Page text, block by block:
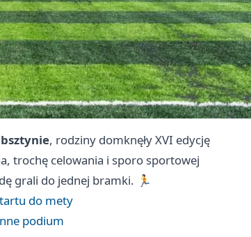
, rodziny domknęły XVI edycję
trochę celowania i sporo sportowej
grali do jednej bramki. 🏃
do mety
podium